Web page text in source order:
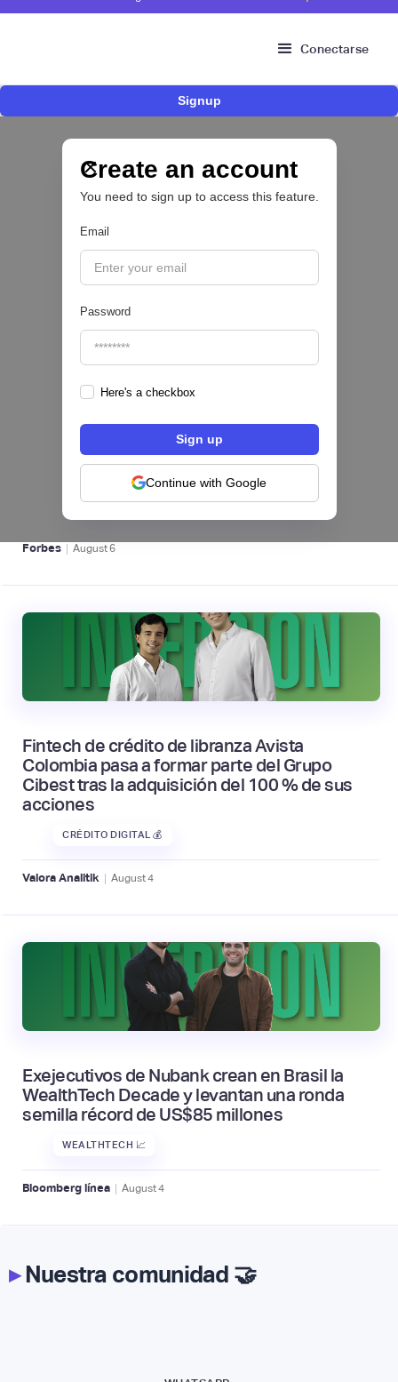
Conectarse
Signup
Create an account
You need to sign up to access this feature.
Email
Password
Here's a checkbox
Continue with Google
millones para expandir su plataforma de
crédito y cashback para empleados
CRÉDITO DIGITAL 💰
Pipeline Valor | August
hiSofi, Fintech de gestión de cobranzas,
levanta US$1 millón para instalar un hub
regional en Uruguay
BFM 👔
Forbes | August6
Fintech de crédito de libranza Avista
Colombia pasa a formar parte del Grupo
Cibest tras la adquisición del 100 % de sus
acciones
CRÉDITO DIGITAL 💰
Valora Analitik | August4
Exejecutivos de Nubank crean en Brasil la
WealthTech Decade y levantan una ronda
semilla récord de US$85 millones
WEALTHTECH 📈
Bloomberg línea | August4
▸Nuestra comunidad 🤝